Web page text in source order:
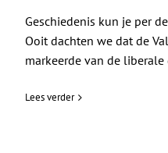
Geschiedenis kun je per
Ooit dachten we dat de
markeerde van de liberale
Lees verder